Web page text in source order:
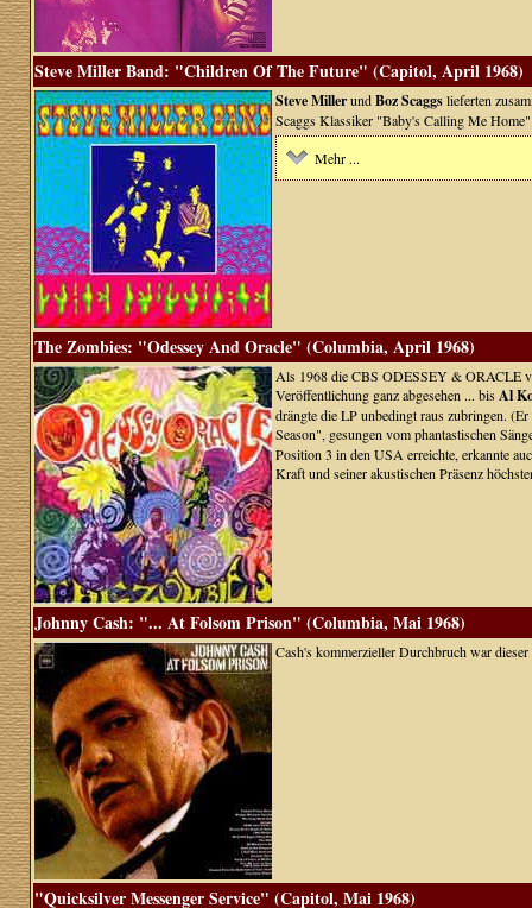
Steve Miller Band: "Children Of The Future" (Capitol, April 1968)
Steve MillerundBoz Scaggslieferten
Scaggs Klassiker "Baby's Calling Me
Mehr ...
The Zombies: "Odessey And Oracle" (Columbia, April 1968)
Als 1968 die CBS ODESSEY & ORACLE
Veröffentlichung ganz abgesehen ... bisAl
drängte die LP unbedingt raus zubringen.
Season", gesungen vom phantastischen
Position 3 in den USA erreichte, erkannte
Kraft und seiner akustischen Präsenz
Johnny Cash: "... At Folsom Prison" (Columbia, Mai 1968)
Cash's kommerzieller Durchbruch war
"Quicksilver Messenger Service" (Capitol, Mai 1968)